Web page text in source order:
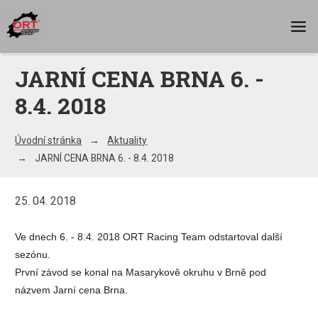
JARNÍ CENA BRNA 6. -
8.4. 2018
Úvodní stránka
Aktuality
JARNÍ CENA BRNA 6. - 8.4. 2018
25. 04. 2018
Ve dnech 6. - 8.4. 2018 ORT Racing Team odstartoval další
sezónu.
První závod se konal na Masarykově okruhu v Brně pod
názvem Jarní cena Brna.